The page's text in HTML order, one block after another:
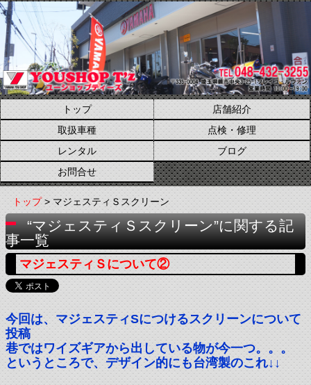
トップ
店舗紹介
取扱車種
点検・修理
レンタル
ブログ
お問合せ
トップ> マジェスティＳスクリーン
“マジェスティＳスクリーン”に関する記
事一覧
マジェスティＳについて②
今回は、マジェスティSにつけるスクリーンについて
投稿
巷ではワイズギアから出している物が今一つ。。。
というところで、デザイン的にも台湾製のこれ↓↓